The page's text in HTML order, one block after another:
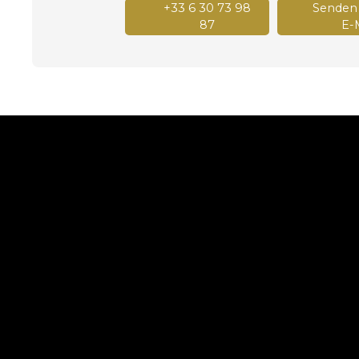
+33 6 30 73 98
87
Senden
E-